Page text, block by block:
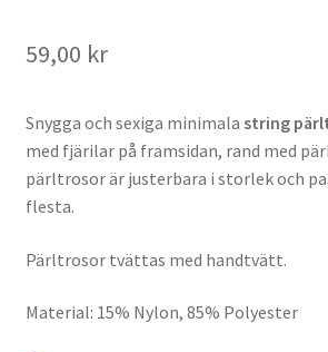
59,00 kr
Snygga och sexiga minimala string
med fjärilar på framsidan, rand med
pärltrosor är justerbara i storlek och
flesta.
Pärltrosor tvättas med handtvätt.
Material: 15% Nylon, 85% Polyester